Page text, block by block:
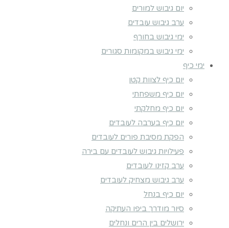
יום גיבוש למורים
ערב גיבוש עובדים
ימי גיבוש בחורף
ימי גיבוש במקומות סגורים
ימי כיף
יום כיף לצוות קטן
יום כיף משפחתי
יום כיף מחלקתי
יום כיף בערבה לעובדים
הפקת מסיבת פורים לעובדים
פעילויות גיבוש לעובדים עם בירה
ערב קזינו לעובדים
ערב גיבוש מצחיק לעובדים
יום כיף בנחל
סיור מודרך ביפו העתיקה
ירושלים בין הרים ונחלים